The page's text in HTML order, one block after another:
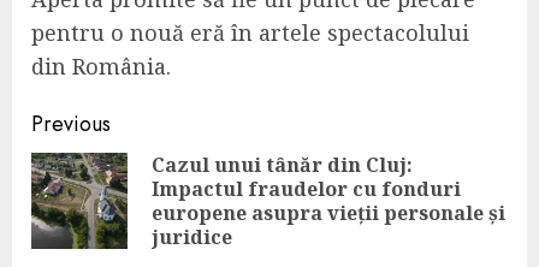
pentru o nouă eră în artele spectacolului
din România.
Continue
Reading
Previous
Cazul unui tânăr din Cluj:
Impactul fraudelor cu fonduri
europene asupra vieții personale și
juridice